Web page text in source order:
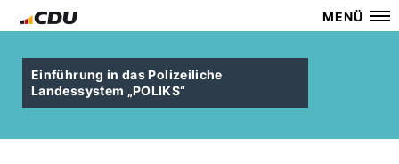
MENÜ
Einführung in das Polizeiliche
Landessystem „POLIKS“